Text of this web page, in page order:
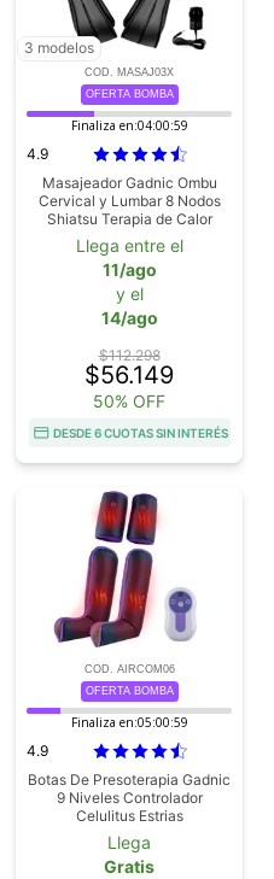
3 modelos
COD. MASAJ03X
OFERTA BOMBA
Finaliza en:04:00:58
4.9
Masajeador Gadnic Ombu
Cervical y Lumbar 8 Nodos
Shiatsu Terapia de Calor
Alivio Muscular
Llega entre el
11/ago
y el
14/ago
$112.298
$56.149
50% OFF
DESDE 6 CUOTAS SIN INTERÉS
COD. AIRCOM06
OFERTA BOMBA
Finaliza en:05:00:58
4.9
Botas De Presoterapia Gadnic
9 Niveles Controlador
Celulitus Estrias
Llega
Gratis